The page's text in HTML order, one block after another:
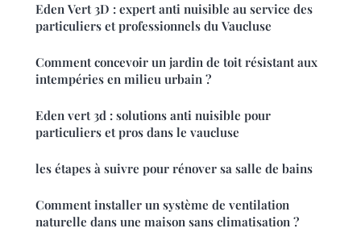
Eden Vert 3D : expert anti nuisible au service des
particuliers et professionnels du Vaucluse
Comment concevoir un jardin de toit résistant aux
intempéries en milieu urbain ?
Eden vert 3d : solutions anti nuisible pour
particuliers et pros dans le vaucluse
les étapes à suivre pour rénover sa salle de bains
Comment installer un système de ventilation
naturelle dans une maison sans climatisation ?